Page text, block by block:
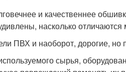
и качественнее
насколько
ПВХ и наоборот, дорогие, но
сырья,